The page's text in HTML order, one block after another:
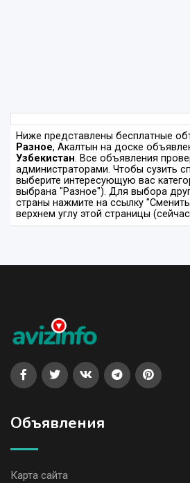
Ниже представлены бесплатные
Разное, Акалтын на доске
Узбекистан. Все объявления
администраторами. Чтобы сузить
выберите интересующую вас
выбрана "Разное"). Для выбора
страны нажмите на ссылку
верхнем углу этой страницы
Объявления
Карта сайта